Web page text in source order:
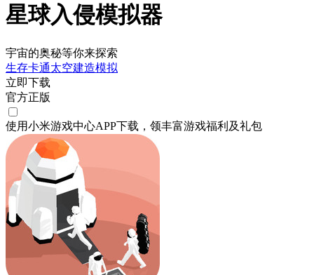
星球入侵模拟器
宇宙的奥秘等你来探索
生存卡通太空建造模拟
立即下载
官方正版
使用小米游戏中心APP下载 ，领丰富游戏福利 及礼包